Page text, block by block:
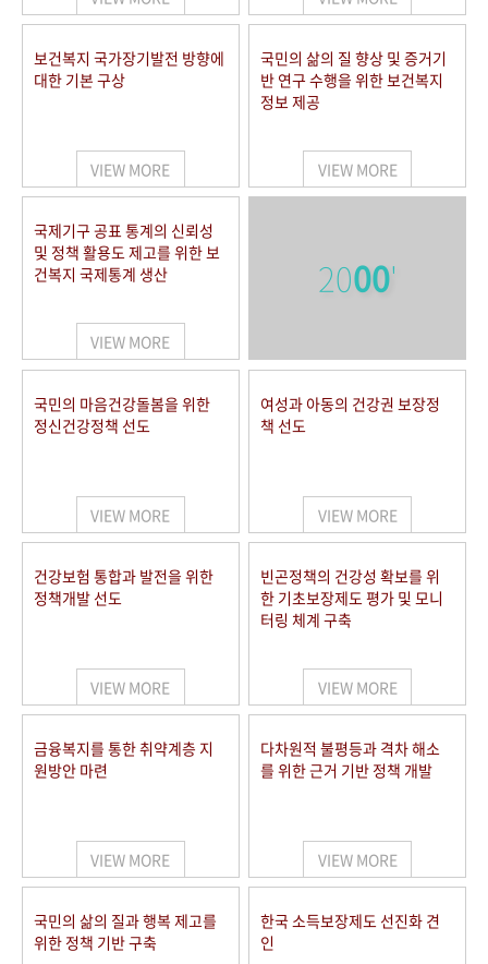
보건복지 국가장기발전 방향에
대한 기본 구상
VIEW MORE
국민의 삶의 질 향상 및 증거기
반 연구 수행을 위한 보건복지
정보 제공
VIEW MORE
국제기구 공표 통계의 신뢰성
및 정책 활용도 제고를 위한 보
건복지 국제통계 생산
VIEW MORE
2000'
국민의 마음건강돌봄을 위한
정신건강정책 선도
VIEW MORE
여성과 아동의 건강권 보장정
책 선도
VIEW MORE
건강보험 통합과 발전을 위한
정책개발 선도
VIEW MORE
빈곤정책의 건강성 확보를 위
한 기초보장제도 평가 및 모니
터링 체계 구축
VIEW MORE
금융복지를 통한 취약계층 지
원방안 마련
VIEW MORE
다차원적 불평등과 격차 해소
를 위한 근거 기반 정책 개발
VIEW MORE
국민의 삶의 질과 행복 제고를
위한 정책 기반 구축
한국 소득보장제도 선진화 견
인